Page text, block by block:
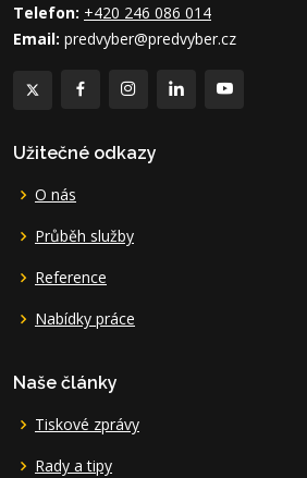
Telefon: +420 246 086 014
Email: predvyber@predvyber.cz
Užitečné odkazy
O nás
Průběh služby
Reference
Nabídky práce
Naše články
Tiskové zprávy
Rady a tipy